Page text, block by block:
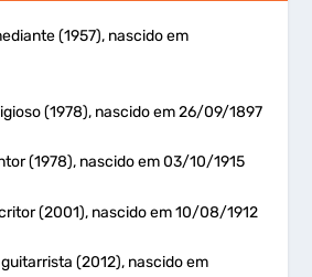
(1957), nascido em
(1978), nascido em 26/09/1897
(1978), nascido em 03/10/1915
(2001), nascido em 10/08/1912
(2012), nascido em